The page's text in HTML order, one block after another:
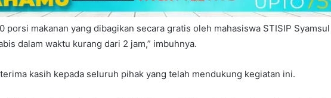
porsi makanan yang dibagikan secara gratis oleh mahasiswa STISIP Syamsul
dalam waktu kurang dari 2 jam,” imbuhnya.
kasih kepada seluruh pihak yang telah mendukung kegiatan ini.